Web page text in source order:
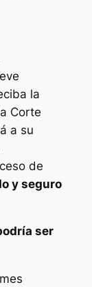
la
Corte
a su
de
y seguro
ser